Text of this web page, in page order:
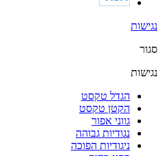
נגישות
סגור
נגישות
הגדל טקסט
הקטן טקסט
גווני אפור
נגודיות גבוהה
ניגודיות הפוכה